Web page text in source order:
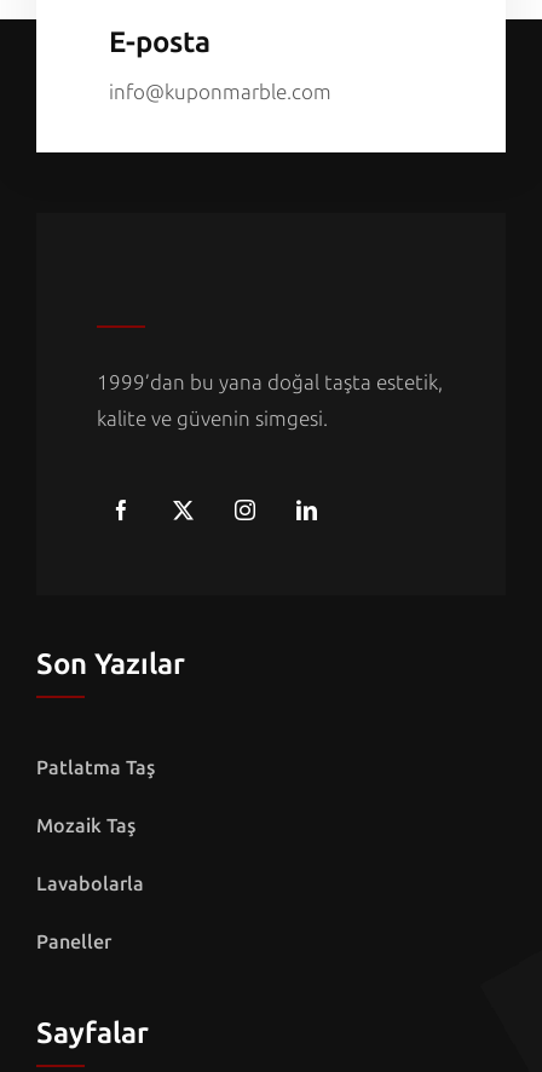
E-posta
info@kuponmarble.com
1999’dan bu yana doğal taşta estetik,
kalite ve güvenin simgesi.
Son Yazılar
Patlatma Taş
Mozaik Taş
Lavabolarla
Paneller
Sayfalar